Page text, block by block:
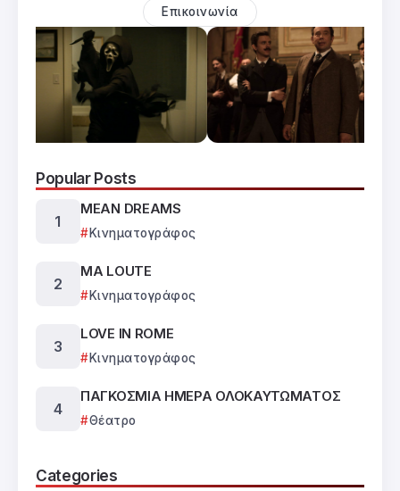
Επικοινωνία
Popular Posts
MEAN DREAMS
Κινηματογράφος
MA LOUTE
Κινηματογράφος
LOVE IN ROME
Κινηματογράφος
ΠΑΓΚΟΣΜΙΑ ΗΜΕΡΑ ΟΛΟΚΑΥΤΩΜΑΤΟΣ
Θέατρο
Categories